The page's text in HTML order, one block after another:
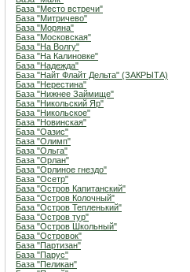
База "Место встречи"
База "Митричево"
База "Моряна"
База "Московская"
База "На Волгу"
База "На Калиновке"
База "Надежда"
База "Найт Флайт Дельта" (ЗАКРЫТА)
База "Нерестина"
База "Нижнее Займище"
База "Никольский Яр"
База "Никольское"
База "Новинская"
База "Оазис"
База "Олимп"
База "Ольга"
База "Орлан"
База "Орлиное гнездо"
База "Осетр"
База "Остров Капитанский"
База "Остров Колочный"
База "Остров Тепленький"
База "Остров тур"
База "Остров Школьный"
База "Островок"
База "Партизан"
База "Парус"
База "Пеликан"